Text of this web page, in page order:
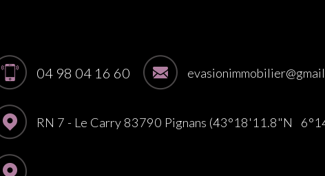
04 98 04 16 60
RN 7 - Le Carry 83790 Pignans (43°18'11.8"N